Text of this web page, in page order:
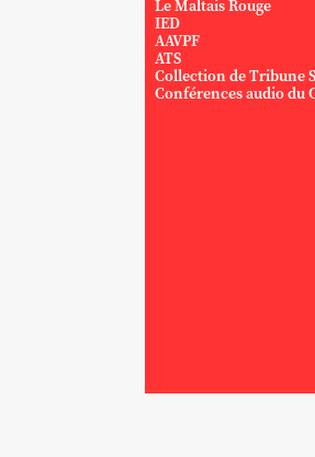
Le Maltais Rouge
IED
AAVPF
ATS
Collection de Tribune
Conférences audio du